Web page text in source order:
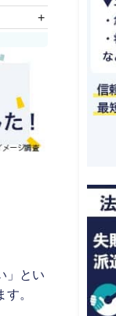
」とい
。